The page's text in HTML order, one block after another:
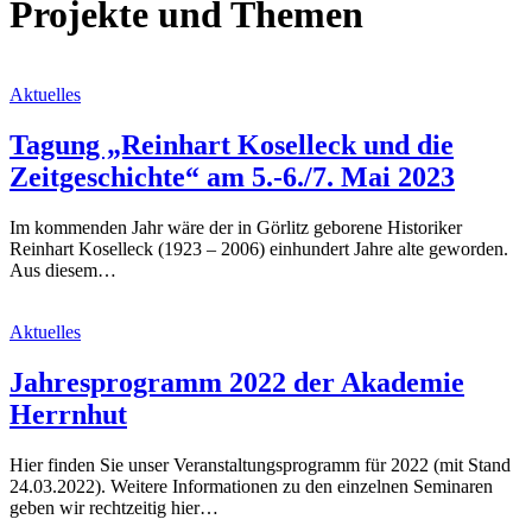
Projekte und Themen
Aktuelles
Tagung „Reinhart Koselleck und die
Zeitgeschichte“ am 5.-6./7. Mai 2023
Im kommenden Jahr wäre der in Görlitz geborene Historiker
Reinhart Koselleck (1923 – 2006) einhundert Jahre alte geworden.
Aus diesem…
Aktuelles
Jahresprogramm 2022 der Akademie
Herrnhut
Hier finden Sie unser Veranstaltungsprogramm für 2022 (mit Stand
24.03.2022). Weitere Informationen zu den einzelnen Seminaren
geben wir rechtzeitig hier…